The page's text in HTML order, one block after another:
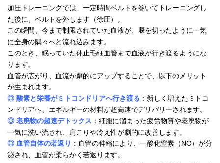
加圧トレーニングでは、一定時間ベルトを巻いてトレーニングし
た後に、ベルトを外します（徐圧）。
この瞬間、今まで制限されていた血液が、堰を切ったように一気
に全身の隅々へと流れ込みます。
このとき、眠っていた休止毛細血管まで血液が行き渡るようにな
ります。
血管が広がり、血流が劇的にアップすることで、以下のメリット
が生まれます。
◎ 酸素と栄養がミトコンドリアへ行き渡る ：新しく増えたミトコ
ンドリアへ、エネルギーの材料が超高速でデリバリーされます。
◎ 老廃物の超速デトックス ：細胞に溜まった疲労物質や老廃物が
一気に洗い流され、肩こりや冷え性が劇的に改善します。
◎ 血管自体の若返り ：血管の伸縮により、一酸化窒素（NO）が分
泌され、血管が柔らかく若返ります。